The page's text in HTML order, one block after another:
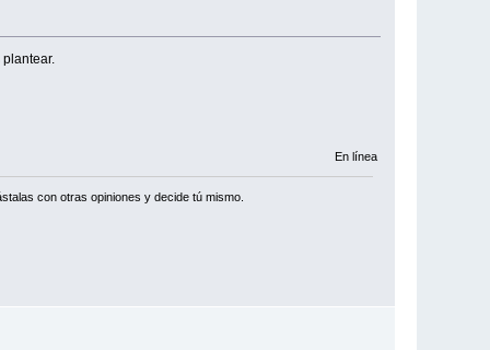
En línea
con otras opiniones y decide tú mismo.